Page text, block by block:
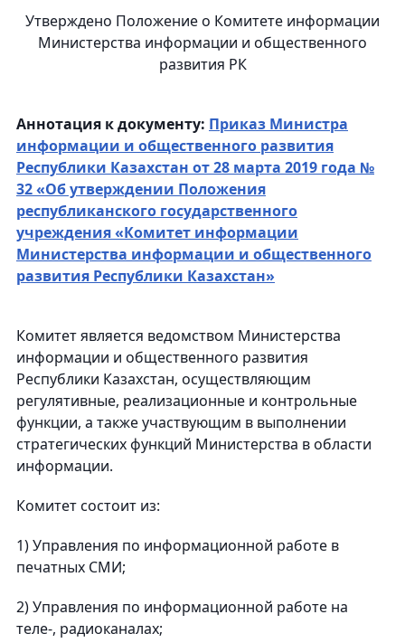
Утверждено Положение о Комитете информации
Министерства информации и общественного
развития РК
Аннотация к документу: Приказ Министра
информации и общественного развития
Республики Казахстан от 28 марта 2019 года №
32 «Об утверждении Положения
республиканского государственного
учреждения «Комитет информации
Министерства информации и общественного
развития Республики Казахстан»
Комитет является ведомством Министерства
информации и общественного развития
Республики Казахстан, осуществляющим
регулятивные, реализационные и контрольные
функции, а также участвующим в выполнении
стратегических функций Министерства в области
информации.
Комитет состоит из:
1) Управления по информационной работе в
печатных СМИ;
2) Управления по информационной работе на
теле-, радиоканалах;